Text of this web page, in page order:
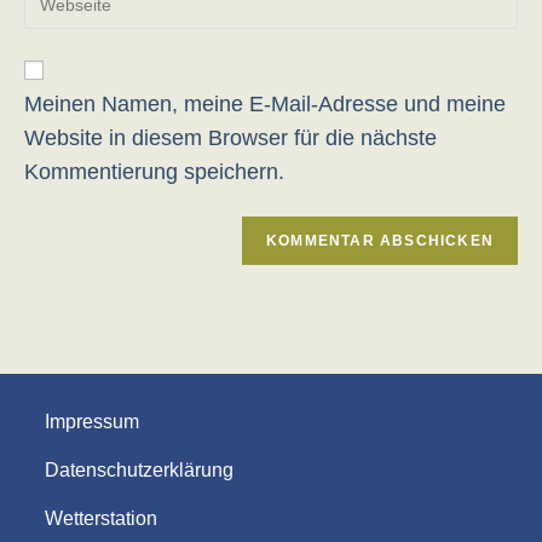
Kommentieren
Kommentieren
ein
ein
(optional)
Meinen Namen, meine E-Mail-Adresse und meine
Website in diesem Browser für die nächste
Kommentierung speichern.
Impressum
Datenschutzerklärung
Wetterstation